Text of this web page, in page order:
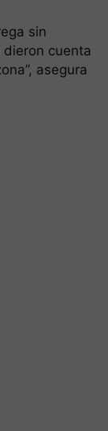
sin
cuenta
asegura